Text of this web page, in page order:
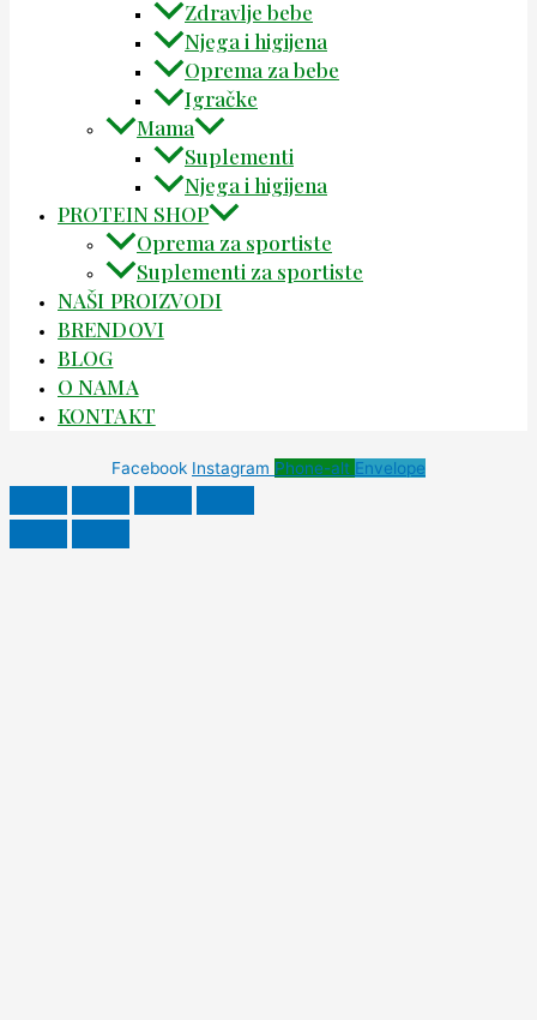
Zdravlje bebe
Njega i higijena
Oprema za bebe
Igračke
Mama
Suplementi
Njega i higijena
PROTEIN SHOP
Oprema za sportiste
Suplementi za sportiste
NAŠI PROIZVODI
BRENDOVI
BLOG
O NAMA
KONTAKT
Facebook Instagram Phone-alt Envelope